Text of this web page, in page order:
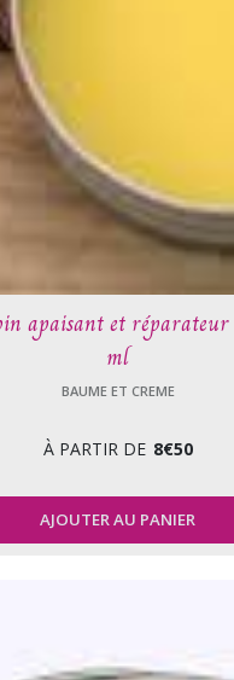
apaisant et
ml
BAUME ET CREME
À PARTIR DE 8€50
AJOUTER AU PANIER